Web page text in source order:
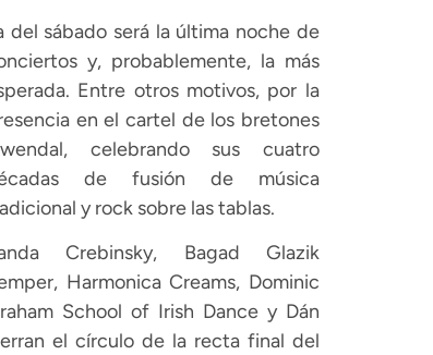
del sábado será la última noche de
y, probablemente, la más
Entre otros motivos, por la
en el cartel de los bretones
celebrando sus cuatro
de fusión de música
y rock sobre las tablas.
Crebinsky, Bagad Glazik
Harmonica Creams, Dominic
School of Irish Dance y Dán
el círculo de la recta final del